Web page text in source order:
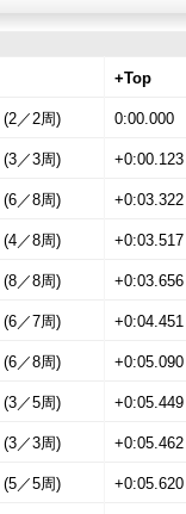
+Top
／2周) 0:00.000
／3周) +0:00.123
／8周) +0:03.322
／8周) +0:03.517
／8周) +0:03.656
／7周) +0:04.451
／8周) +0:05.090
／5周) +0:05.449
／3周) +0:05.462
／5周) +0:05.620